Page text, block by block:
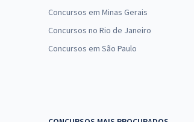
Concursos em Minas Gerais
Concursos no Rio de Janeiro
Concursos em São Paulo